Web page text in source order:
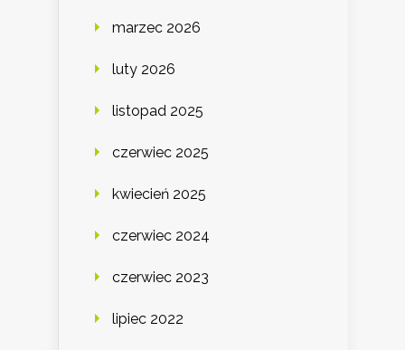
marzec 2026
luty 2026
listopad 2025
czerwiec 2025
kwiecień 2025
czerwiec 2024
czerwiec 2023
lipiec 2022